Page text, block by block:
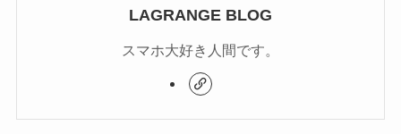
LAGRANGE BLOG
スマホ大好き人間です。